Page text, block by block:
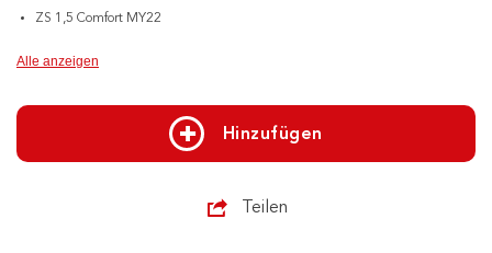
ZS 1,5 Comfort MY22
Alle anzeigen
Hinzufügen
Teilen